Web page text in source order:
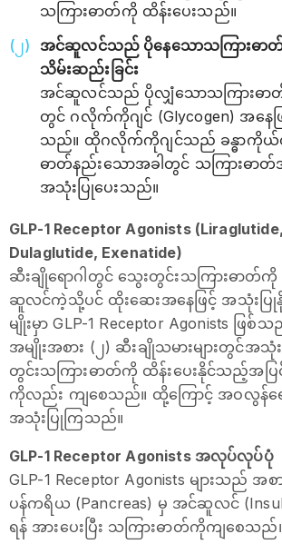
သကြားဓာတ်ကို ထိန်းပေးသည်။
အင်ဆူလင်သည် ပိုနေသောသကြားဓာ
သိမ်းဆည်းခြင်း
အင်ဆူလင်သည် ပိုလျှံသောသကြားဓာ
တွင် ဂလိုက်ကိုဂျင် (Glycogen) အနေ
သည်။ ထိုဂလိုက်ကိုဂျင်သည် ခန္ဓာကိုယ်
ဓာတ်နည်းသောအခါတွင် သကြားဓာတ်
အသုံးပြုပေးသည်။
GLP-1 Receptor Agonists
Dulaglutide, Exenatide)
ဆီးချိုရောဂါတွင် သွေးတွင်းသကြားဓာတ်
ဆူလင်ကဲ့သို့ပင် ထိုးဆေးအနေဖြင့် အသုံးပ
မျိုးမှာ GLP-1 Receptor Agonists ဖြ
အမျိုးအစား (၂) ဆီးချိုသမားများတွင်အသုံး
တွင်းသကြားဓာတ်ကို ထိန်းပေးနိုင်သည့်အပ
ကိုလည်း ကျစေသည်။ ထို့ကြောင့် အဝလွန်ရေ
အသုံးပြုကြသည်။
GLP-1 Receptor Agonists အလုပ်လုပ်ပုံ
GLP-1 Receptor Agonists များသည် အစ
ပန်ကရိယ (Pancreas) မှ အင်ဆူလင်
ရန် အားပေးပြီး သကြားဓာတ်ကိုကျစေသည်